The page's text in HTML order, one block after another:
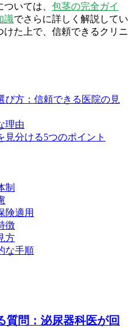
いては、 包茎の完全ガイ
識でさらに詳しく解説してい
けた上で、信頼できるクリニ
び方：信頼できる医院の見
理由
分ける5つのポイント
制
険適用
徴
方
な手順
質問：泌尿器科医が回